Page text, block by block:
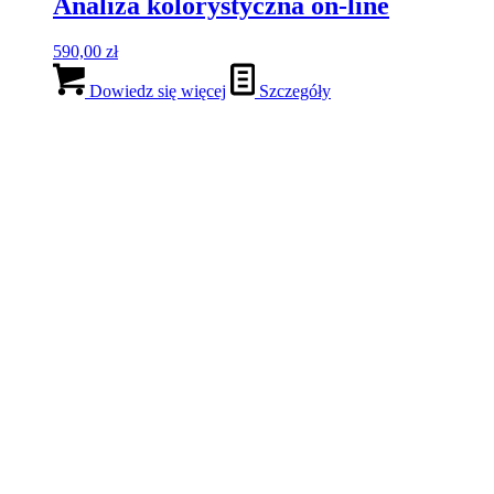
590,00 zł
Dowiedz się więcej Szczegóły